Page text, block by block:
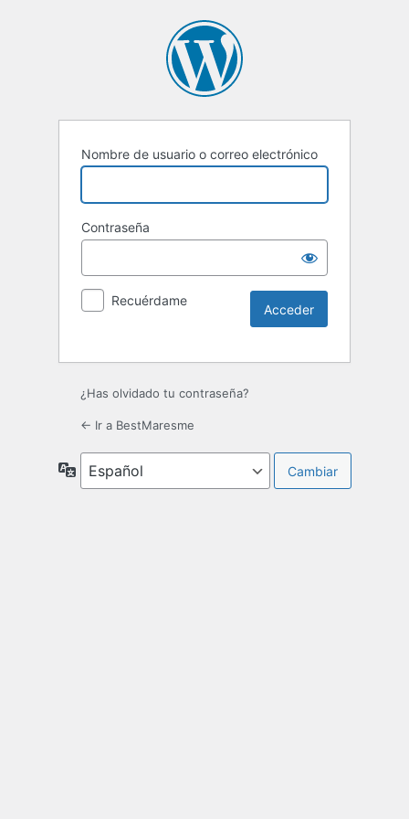
Nombre de usuario o correo electrónico
Contraseña
Recuérdame
¿Has olvidado tu contraseña?
← Ir a BestMaresme
Idioma